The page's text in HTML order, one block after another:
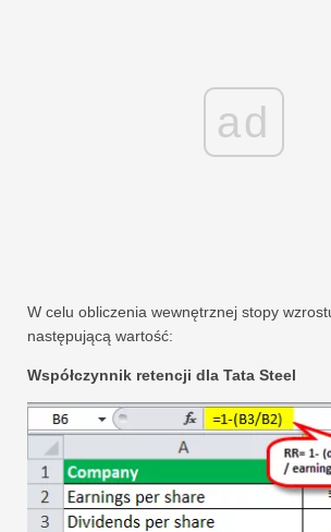
ad
W celu obliczenia wewnętrznej stopy
następującą wartość:
Współczynnik retencji dla Tata Steel